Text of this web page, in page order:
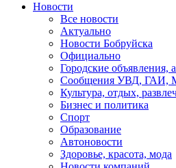
Новости
Все новости
Актуально
Новости Бобруйска
Официально
Городские объявления,
Сообщения УВД, ГАИ,
Культура, отдых,
Бизнес и политика
Спорт
Образование
Автоновости
Здоровье, красота, мода